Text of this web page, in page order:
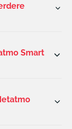
Smart